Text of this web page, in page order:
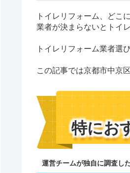
トイレリフォーム、どこ
業者が決まらないとトイ
トイレリフォーム業者選
この記事では京都市中京
特にお
運営チームが独自に調査し